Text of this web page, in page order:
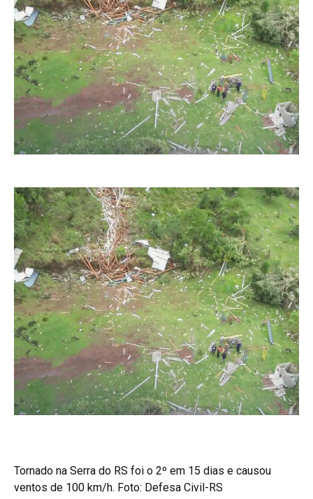
Tornado na Serra do RS foi o 2º em 15 dias e causou
ventos de 100 km/h. Foto: Defesa Civil-RS